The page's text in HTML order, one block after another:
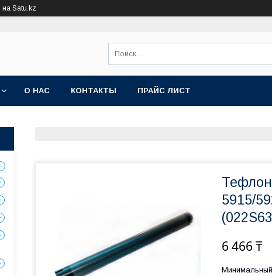
на Satu.kz
О НАС КОНТАКТЫ ПРАЙС ЛИСТ
5915/
6 466 ₸